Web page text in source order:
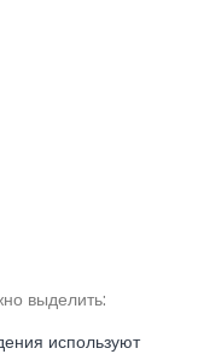
выделить:
используют